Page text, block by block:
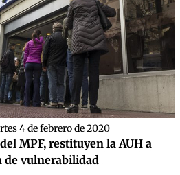
4 de febrero de 2020
MPF, restituyen la AUH a
de vulnerabilidad